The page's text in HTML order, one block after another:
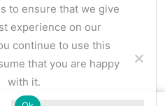
to ensure that we give
experience on our
continue to use this
that you are happy
with it.